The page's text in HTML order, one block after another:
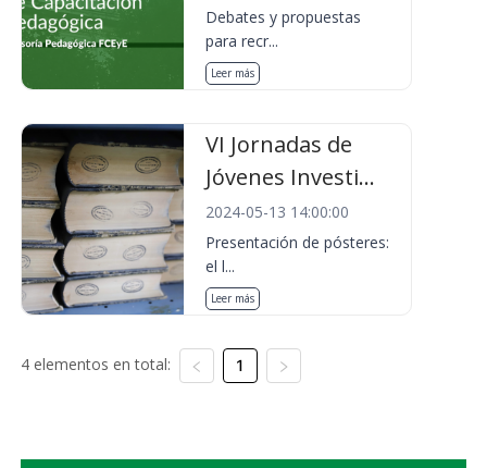
Debates y propuestas
para recr...
Leer más
VI Jornadas de
Jóvenes Investi...
2024-05-13 14:00:00
Presentación de pósteres:
el l...
Leer más
4 elementos en total: 1